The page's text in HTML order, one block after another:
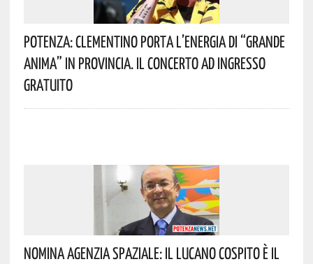
Potenza: Clementino Porta L’energia Di “Grande
Anima” In Provincia. Il Concerto Ad Ingresso
Gratuito
Nomina Agenzia Spaziale: Il Lucano Cospito È Il